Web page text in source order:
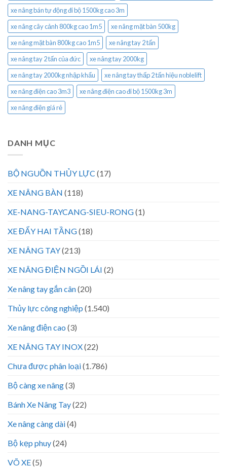
xe nâng bán tự động đi bộ 1500kg cao 3m
xe nâng cây cảnh 800kg cao 1m5
xe nâng mặt bàn 500kg
xe nâng mặt bàn 800kg cao 1m5
xe nâng tay 2 tấn
xe nâng tay 2 tấn của đức
xe nâng tay 2000kg
xe nâng tay 2000kg nhập khẩu
xe nâng tay thấp 2 tấn hiệu noblelift
xe nâng điện cao 3m3
xe nâng điện cao đi bộ 1500kg 3m
xe nâng điện giá rẻ
DANH MỤC
BỘ NGUỒN THỦY LỰC (17)
XE NÂNG BÀN (118)
XE-NANG-TAYCANG-SIEU-RONG(1)
XE ĐẨY HAI TẦNG(18)
XE NÂNG TAY(213)
XE NÂNG ĐIỆN NGỒI LÁI (2)
Xe nâng tay gắn cân(20)
Thủy lực công nghiệp (1.540)
Xe nâng điện cao (3)
XE NÂNG TAY INOX(22)
Chưa được phân loại(1.786)
Bộ càng xe nâng(3)
Bánh Xe Nâng Tay(22)
Xe nâng càng dài(4)
Bộ kẹp phuy(24)
VÕ XE(5)